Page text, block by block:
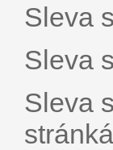
Sleva
Sleva
Sleva